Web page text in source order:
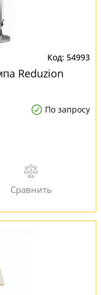
54993
Reduzion
По запросу